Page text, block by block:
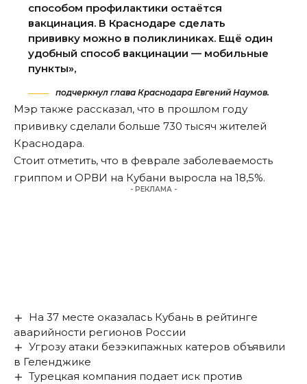
способом профилактики остаётся
вакцинация. В Краснодаре сделать
прививку можно в поликлиниках. Ещё один
удобный способ вакцинации — мобильные
пункты»,
подчеркнул глава Краснодара Евгений Наумов.
Мэр также рассказал, что в прошлом году
прививку сделали больше 730 тысяч жителей
Краснодара.
Стоит отметить, что в феврале заболеваемость
гриппом и ОРВИ на Кубани выросла на 18,5%.
- РЕКЛАМА -
На 37 месте оказалась Кубань в рейтинге
аварийности регионов России
Угрозу атаки безэкипажных катеров объявили
в Геленджике
Турецкая компания подает иск против